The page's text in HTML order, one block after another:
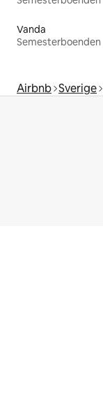
Vanda
Semesterboenden
Airbnb Sverige